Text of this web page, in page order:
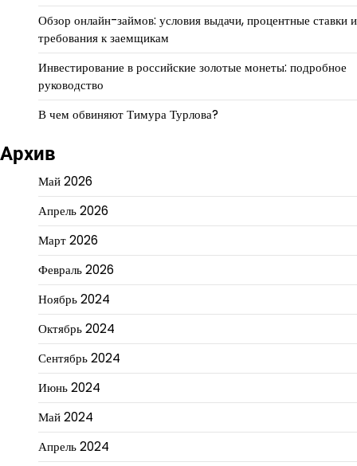
Обзор онлайн-займов: условия выдачи, процентные ставки и
требования к заемщикам
Инвестирование в российские золотые монеты: подробное
руководство
В чем обвиняют Тимура Турлова?
Архив
Май 2026
Апрель 2026
Март 2026
Февраль 2026
Ноябрь 2024
Октябрь 2024
Сентябрь 2024
Июнь 2024
Май 2024
Апрель 2024